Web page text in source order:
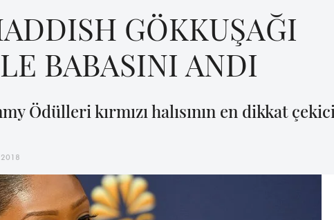
GÖKKUŞAĞI
BABASINI ANDI
Ödülleri kırmızı halısının en dikkat